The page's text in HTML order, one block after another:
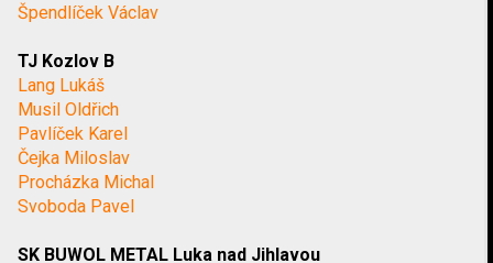
Špendlíček Václav
TJ Kozlov B
Lang Lukáš
Musil Oldřich
Pavlíček Karel
Čejka Miloslav
Procházka Michal
Svoboda Pavel
SK BUWOL METAL Luka nad Jihlavou